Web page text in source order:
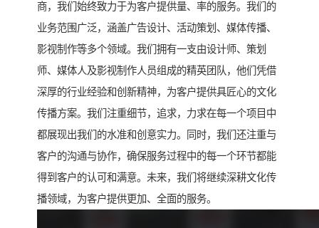
商，我们始终致力于为客户提供量、率的服务。我们的
业务范围广泛，涵盖广告设计、活动策划、媒体传播、
影视制作等多个领域。我们拥有一支由设计师、策划
师、媒体人及影视制作人员组成的精英团队，他们凭借
深厚的行业经验和创新精神，为客户提供具匠心的文化
传播方案。我们注重细节，追求，力求在每一个项目中
都展现出我们的水准和创意实力。同时，我们还注重与
客户的沟通与协作，确保服务过程中的每一个环节都能
得到客户的认可和满意。未来，我们将继续深耕文化传
播领域，为客户提供更加、全面的服务。